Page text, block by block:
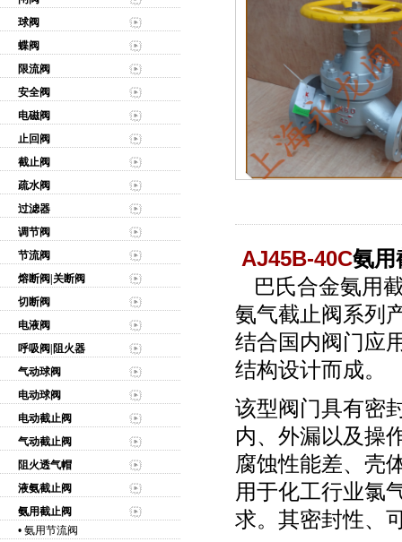
球阀
蝶阀
限流阀
安全阀
电磁阀
止回阀
截止阀
疏水阀
过滤器
调节阀
节流阀
熔断阀|关断阀
切断阀
电液阀
呼吸阀|阻火器
气动球阀
电动球阀
电动截止阀
气动截止阀
阻火透气帽
液氨截止阀
氨用截止阀
• 氨用节流阀
AJ45B-40C氨用
巴氏合金氨用
氨气截止阀系列
结合国内阀门应
结构设计而成。
该型阀门具有密
内、外漏以及操
腐蚀性能差、壳
用于化工行业氯
求。其密封性、